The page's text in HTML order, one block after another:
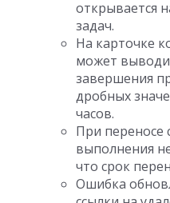
открывается
задач.
На карточке
может
завершения
дробных
часов.
При переносе
выполнения
что срок
Ошибка